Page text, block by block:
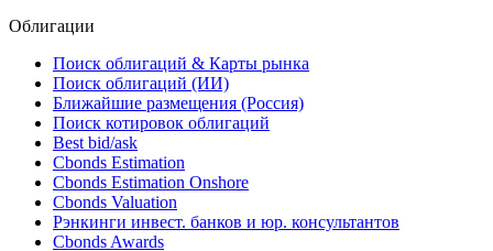
Облигации
Поиск облигаций & Карты рынка
Поиск облигаций (ИИ)
Ближайшие размещения (Россия)
Поиск котировок облигаций
Best bid/ask
Cbonds Estimation
Cbonds Estimation Onshore
Cbonds Valuation
Рэнкинги инвест. банков и юр. консультантов
Cbonds Awards